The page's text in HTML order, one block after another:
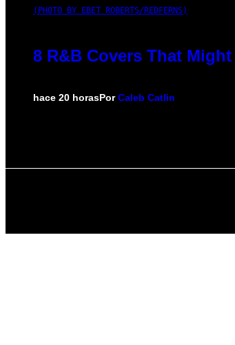
(PHOTO BY EBET ROBERTS/REDFERNS)
8 R&B Covers That
hace 20 horasPorCaleb Catlin